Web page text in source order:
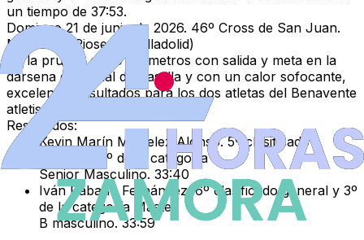
un tiempo de 37:53.
Domingo 21 de junio de 2026. 46º Cross de San Juan.
Medina de Rioseco (Valladolid)
En la prueba de 10 kilómetros con salida y meta en la
dársena del canal de Castilla y con un calor sofocante,
excelentes resultados para los dos atletas del Benavente
atletismo que participaron.
Resultados:
Kevin Marín Miguelez Alonso.5º clasificado
general y 1º de la categoría
Senior Masculino. 33:40
Iván Rábano Fernández.6º clasificado general y 3º
de la categoría Master
B masculino. 33:59